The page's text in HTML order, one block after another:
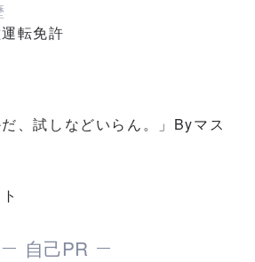
転免許
だ、試しなどいらん。」Byマス
自己PR